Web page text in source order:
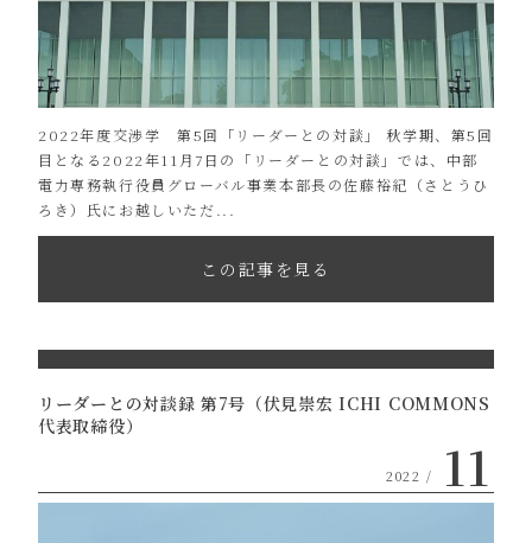
2022年度交渉学 第5回「リーダーとの対談」 秋学期、第5回
目となる2022年11月7日の「リーダーとの対談」では、中部
電力専務執行役員グローバル事業本部長の佐藤裕紀（さとうひ
ろき）氏にお越しいただ...
この記事を見る
リーダーとの対談録 第7号（伏見崇宏 ICHI COMMONS
代表取締役）
2022 / 11